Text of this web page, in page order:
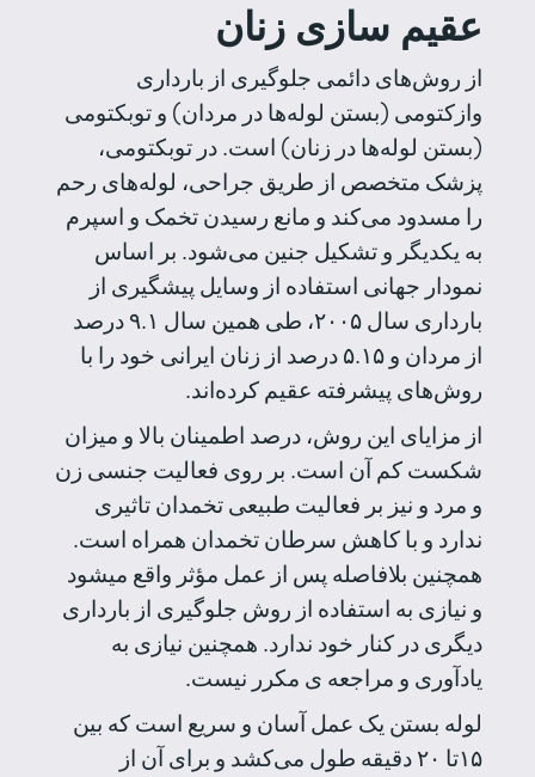
عقیم سازی زنان
از روش‌های دائمی جلوگیری از بارداری
وازکتومی (بستن لوله‌ها در مردان) و توبکتومی
(بستن لوله‌ها در زنان) است. در توبکتومی،
پزشک متخصص از طریق جراحی، لوله‌های رحم
را مسدود می‌کند و مانع رسیدن تخمک و اسپرم
به یکدیگر و تشکیل جنین می‌شود. بر اساس
نمودار جهانی استفاده از وسایل پیشگیری از
بارداری سال ۲۰۰۵، طی همین سال ۹.۱ درصد
از مردان و ۵.۱۵ درصد از زنان ایرانی خود را با
روش‌های پیشرفته عقیم کرده‌اند.
از مزایای این روش، درصد اطمینان بالا و میزان
شکست کم آن است. بر روی فعالیت جنسی زن
و مرد و نیز بر فعالیت طبیعی تخمدان تاثیری
ندارد و با کاهش سرطان تخمدان همراه است.
همچنین بلافاصله پس از عمل مؤثر واقع میشود
و نیازی به استفاده از روش جلوگیری از بارداری
دیگری در کنار خود ندارد. همچنین نیازی به
یادآوری و مراجعه ی مکرر نیست.
لوله بستن یک عمل آسان و سریع است که بین
۱۵تا ۲۰ دقیقه طول می‌کشد و برای آن از